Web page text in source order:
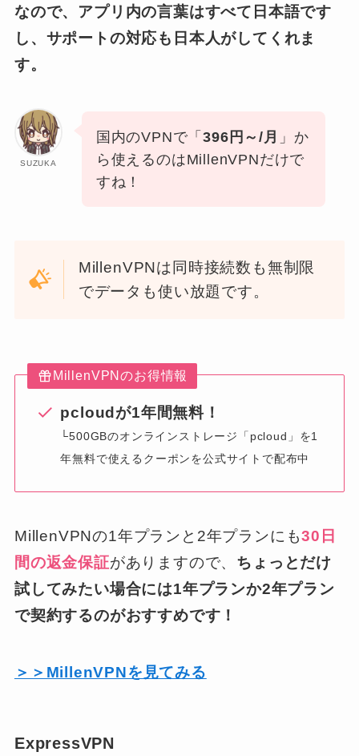
なので、アプリ内の言葉はすべて日本語です
し、サポートの対応も日本人がしてくれま
す。
SUZUKA
国内のVPNで「396円～/月 」か
ら使えるのはMillenVPNだけで
すね！
MillenVPNは同時接続数も無制限
でデータも使い放題です。
MillenVPNのお得情報
pcloudが1年間無料！
└500GBのオンラインストレージ「pcloud」を1
年無料で使えるクーポンを公式サイトで配布中
MillenVPNの1年プランと2年プランにも30日
間の返金保証がありますので、 ちょっとだけ
試してみたい場合には1年プランか2年プラン
で契約するのがおすすめです！
＞＞MillenVPNを見てみる
ExpressVPN